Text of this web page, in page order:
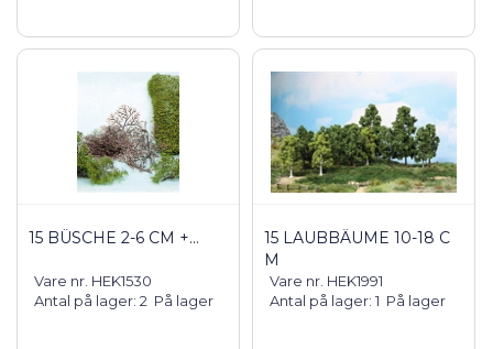
15 BÜSCHE 2-6 CM +...
Vare nr. HEK1530
Antal på lager: 2 På lager
15 LAUBBÄUME 10-18 C
M
Vare nr. HEK1991
Antal på lager: 1 På lager